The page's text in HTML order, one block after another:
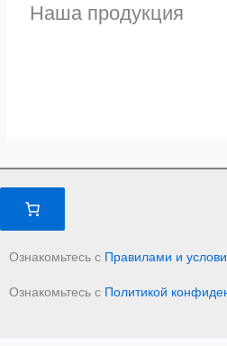
Наша продукция
Ознакомьтесь с Правилами и
Ознакомьтесь с Политикой